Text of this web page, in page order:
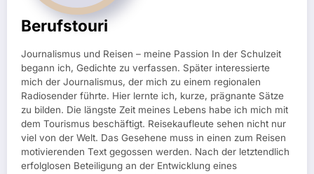
Berufstouri
Journalismus und Reisen – meine Passion In der Schulzeit
begann ich, Gedichte zu verfassen. Später interessierte
mich der Journalismus, der mich zu einem regionalen
Radiosender führte. Hier lernte ich, kurze, prägnante Sätze
zu bilden. Die längste Zeit meines Lebens habe ich mich mit
dem Tourismus beschäftigt. Reisekaufleute sehen nicht nur
viel von der Welt. Das Gesehene muss in einen zum Reisen
motivierenden Text gegossen werden. Nach der letztendlich
erfolglosen Beteiligung an der Entwicklung eines